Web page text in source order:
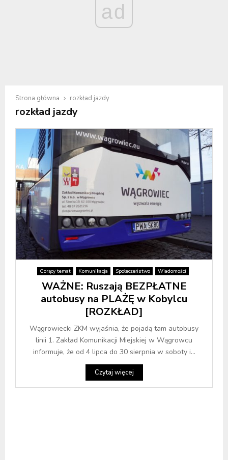
ad
Strona główna rozkład jazdy
rozkład jazdy
Gorący temat Komunikacja Społeczeństwo Wiadomości
WAŻNE: Ruszają BEZPŁATNE
autobusy na PLAŻĘ w Kobylcu
[ROZKŁAD]
Wągrowiecki ZKM wyjaśnia, że pojadą tam autobusy
linii 1. Zakład Komunikacji Miejskiej w Wągrowcu
informuje, że od 4 lipca do 30 sierpnia w soboty i...
Czytaj więcej